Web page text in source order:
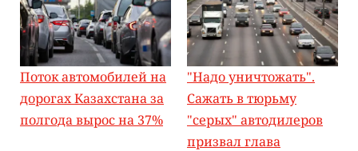
Поток автомобилей на
дорогах Казахстана за
полгода вырос на 37%
"Надо уничтожать".
Сажать в тюрьму
"серых" автодилеров
призвал глава